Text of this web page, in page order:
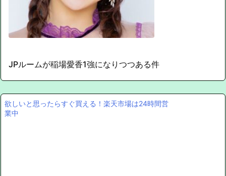
JPルームが稲場愛香1強になりつつある件
欲しいと思ったらすぐ買える！楽天市場は24時間営
業中